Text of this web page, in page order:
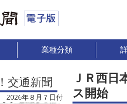
業種分類
交通新聞
2026年８月７日付
ＪＲ西
ス開始